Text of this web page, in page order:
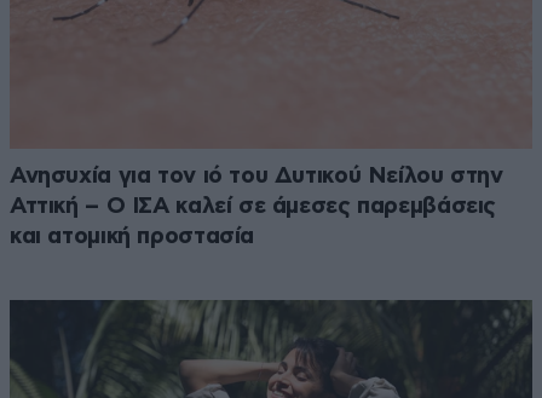
Ανησυχία για τον ιό του Δυτικού Νείλου στην
Αττική – Ο ΙΣΑ καλεί σε άμεσες παρεμβάσεις
και ατομική προστασία